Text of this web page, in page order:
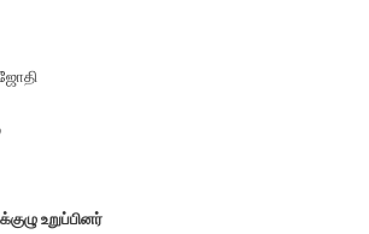
உறுப்பினர்